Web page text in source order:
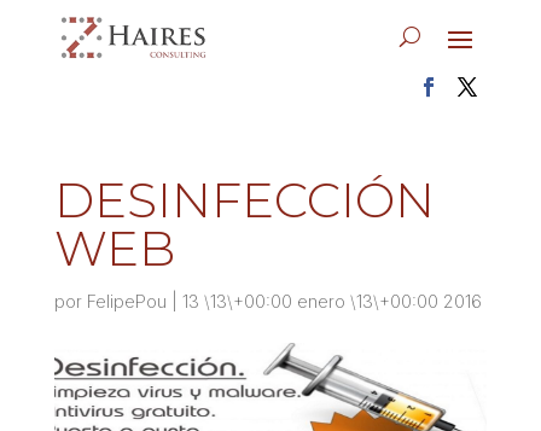
DESINFECCIÓN
WEB
por FelipePou 13 \13\+00:00 enero \13\+00:00 2016